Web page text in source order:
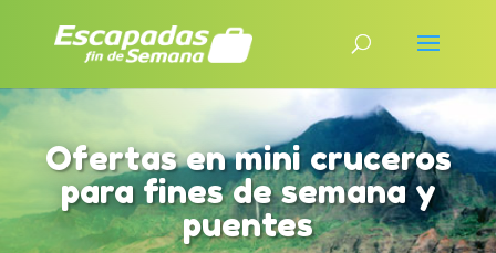
Ofertas en mini cruceros
para fines de semana y
puentes